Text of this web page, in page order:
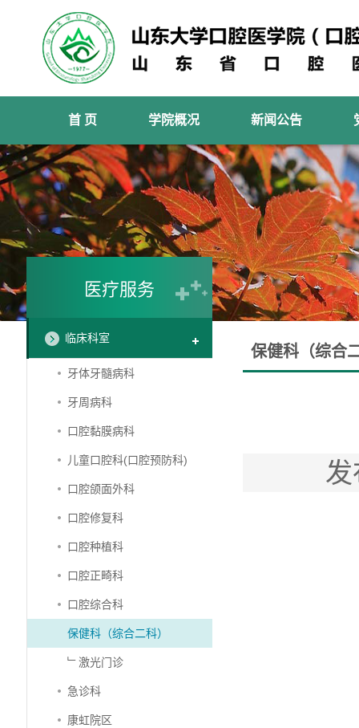
首 页 学院概况 新闻公告
医疗服务
临床科室
牙体牙髓病科
牙周病科
口腔黏膜病科
儿童口腔科(口腔预防科)
口腔颌面外科
口腔修复科
口腔种植科
口腔正畸科
口腔综合科
保健科（综合二科）
﹂激光门诊
急诊科
康虹院区
保健科（综合